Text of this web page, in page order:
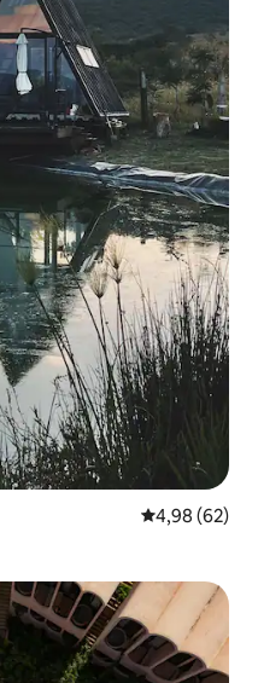
4,98 ud af 5 i
4,98 (62)